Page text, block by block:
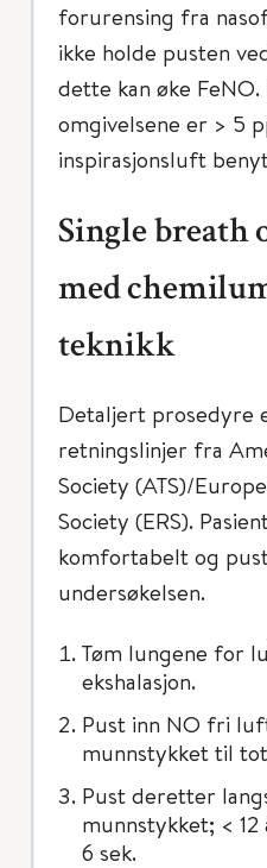
forurensing fra
ikke holde pusten
dette kan øke
omgivelsene er > 5
inspirasjonsluft
Single breath
med
teknikk
Detaljert prosedyre
retningslinjer fra
Society (ATS)/
Society (ERS).
komfortabelt og
undersøkelsen.
Tøm lungene for
ekshalasjon.
Pust inn NO fri
munnstykket til
Pust deretter
munnstykket; <
6 sek.